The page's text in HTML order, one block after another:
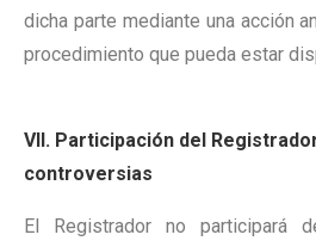
dicha parte mediante una acción
procedimiento que pueda estar
VII. Participación del
controversias
El Registrador no participará